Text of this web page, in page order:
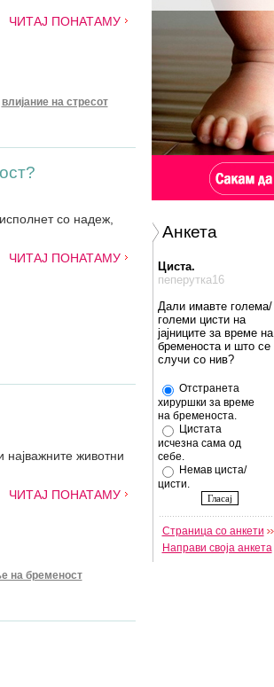
ЧИТАЈ ПОНАТАМУ
влијание на стресот
со надеж,
ЧИТАЈ ПОНАТАМУ
најважните животни
ЧИТАЈ ПОНАТАМУ
на бременост
Анкета
Циста.
пеперутка16
Дали имавте голема/
големи цисти на
јајниците за време на
бременоста и што се
случи со нив?
Отстранета
хируршки за време
на бременоста.
Цистата
исчезна сама од
себе.
Немав циста/
цисти.
Страница со анкети
Направи своја анкета